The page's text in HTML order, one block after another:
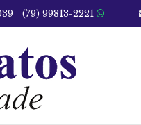
(79) 99813-2221